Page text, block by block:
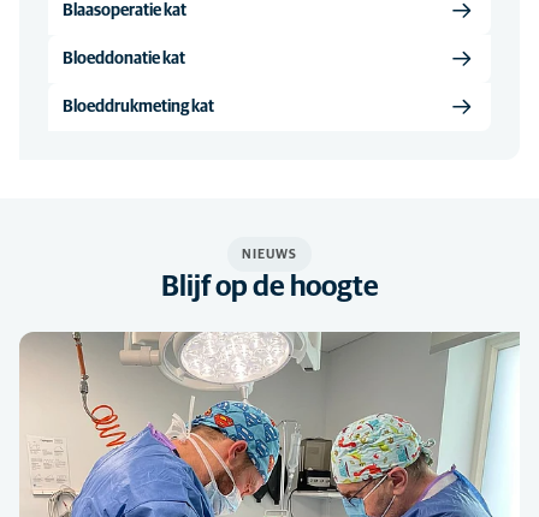
Blaasoperatie kat
Bloeddonatie kat
Bloeddrukmeting kat
NIEUWS
Blijf op de hoogte